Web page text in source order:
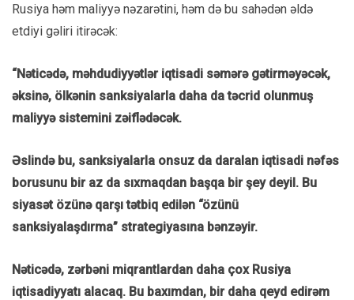
Rusiya həm maliyyə nəzarətini, həm də bu sahədən əldə
etdiyi gəliri itirəcək:
“Nəticədə, məhdudiyyətlər iqtisadi səmərə gətirməyəcək,
əksinə, ölkənin sanksiyalarla daha da təcrid olunmuş
maliyyə sistemini zəiflədəcək.
Əslində bu, sanksiyalarla onsuz da daralan iqtisadi nəfəs
borusunu bir az da sıxmaqdan başqa bir şey deyil. Bu
siyasət özünə qarşı tətbiq edilən “özünü
sanksiyalaşdırma” strategiyasına bənzəyir.
Nəticədə, zərbəni miqrantlardan daha çox Rusiya
iqtisadiyyatı alacaq. Bu baxımdan, bir daha qeyd edirəm